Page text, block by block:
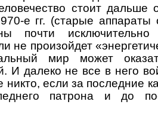
стоит дальше
е гг. (старые аппараты
почти
не произойдет
мир может
И далеко не все в него
никто, если за последние
патрона и до